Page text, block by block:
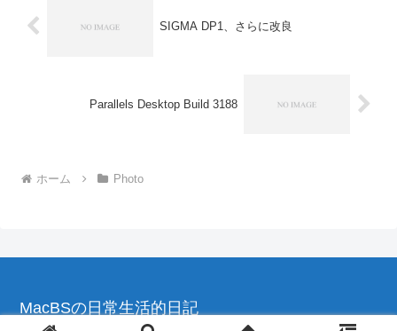
SIGMA DP1、さらに改良
Parallels Desktop Build 3188
ホーム Photo
MacBSの日常生活的日記